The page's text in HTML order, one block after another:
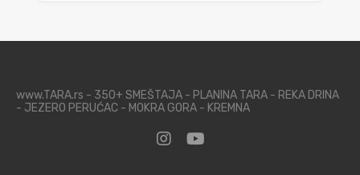
www.TARA.rs - 350+ SMEŠTAJA - PLANINA TARA - REKA DRINA
- JEZERO PERUĆAC - MOKRA GORA - KREMNA